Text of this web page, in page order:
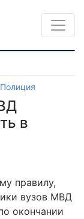
Полиция
в
правилу,
вузов МВД
окончании